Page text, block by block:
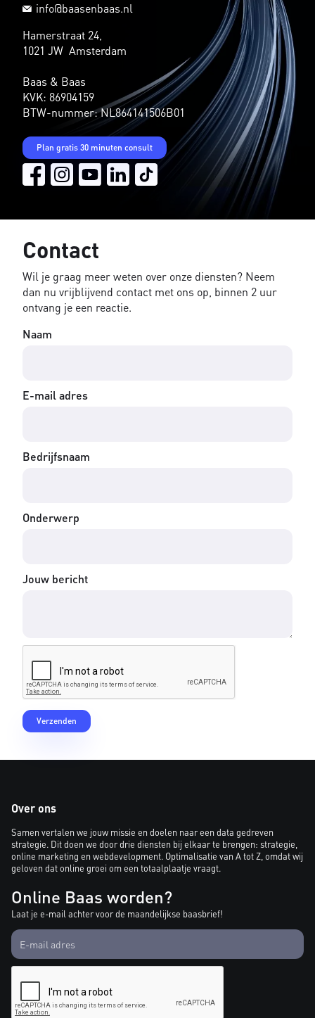
info@baasenbaas.nl
Hamerstraat 24,
1021 JW Amsterdam
Baas & Baas
KVK: 86904159
BTW-nummer: NL864141506B01
Plan gratis 30 minuten consult
Contact
Wil je graag meer weten over onze diensten? Neem
dan nu vrijblijvend contact met ons op, binnen 2 uur
ontvang je een reactie.
Naam
E-mail adres
Bedrijfsnaam
Onderwerp
Jouw bericht
Over ons
Samen vertalen we jouw missie en doelen naar een data gedreven
strategie. Dit doen we door drie diensten bij elkaar te brengen: strategie,
online marketing en webdevelopment. Optimalisatie van A tot Z, omdat wij
geloven dat online groei om een totaalplaatje vraagt.
Online Baas worden?
Laat je e-mail achter voor de maandelijkse baasbrief!